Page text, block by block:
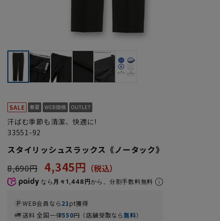
汗ばむ季節も清潔、快適に!
33551-92
スタイリッシュスラックス《ノータック》
8,690円 4,345円
なら 月々1,448円から。分割手数料無料
WEB会員なら21pt獲得
送料 全国一律550円（店舗受取なら無料）